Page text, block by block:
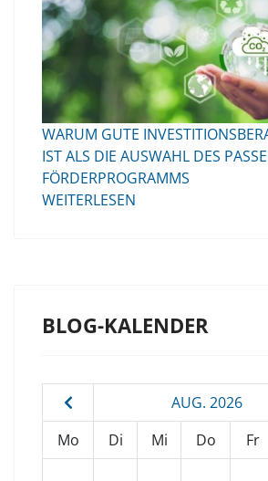
WARUM GUTE
IST ALS DIE AUSWAHL DES
FÖRDERPROGRAMMS
WEITERLESEN
BLOG-KALENDER
AUG. 2026
Mo
Di Mi Do Fr